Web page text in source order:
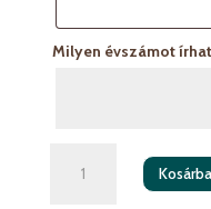
Milyen évszámot
mintás